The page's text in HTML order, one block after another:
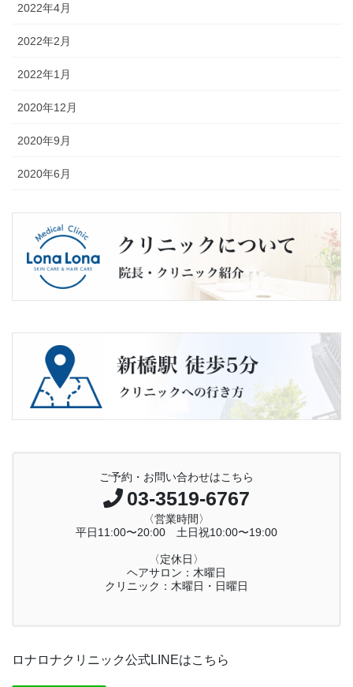
2022年4月
2022年2月
2022年1月
2020年12月
2020年9月
2020年6月
ご予約・お問い合わせはこちら
03-3519-6767
〈営業時間〉
平日11:00〜20:00 土日祝10:00〜19:00
〈定休日〉
ヘアサロン：木曜日
クリニック：木曜日・日曜日
ロナロナクリニック公式LINEはこちら